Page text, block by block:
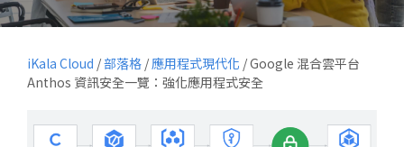
iKala Cloud /部落格 /應用程式現代化 /Google 混合雲平台
Anthos 資訊安全一覽：強化應用程式安全